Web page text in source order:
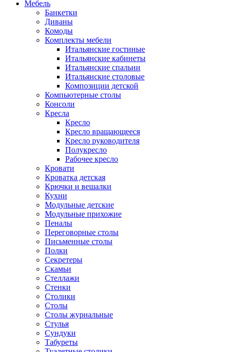
Мебель
Банкетки
Диваны
Комоды
Комплекты мебели
Итальянские гостиные
Итальянские кабинеты
Итальянские спальни
Итальянские столовые
Композиции детской
Компьютерные столы
Консоли
Кресла
Кресло
Кресло вращающееся
Кресло руководителя
Полукресло
Рабочее кресло
Кровати
Кроватка детская
Крючки и вешалки
Кухни
Модульные детские
Модульные прихожие
Пеналы
Переговорные столы
Письменные столы
Полки
Секретеры
Скамьи
Стеллажи
Стенки
Столики
Столы
Столы журнальные
Стулья
Сундуки
Табуреты